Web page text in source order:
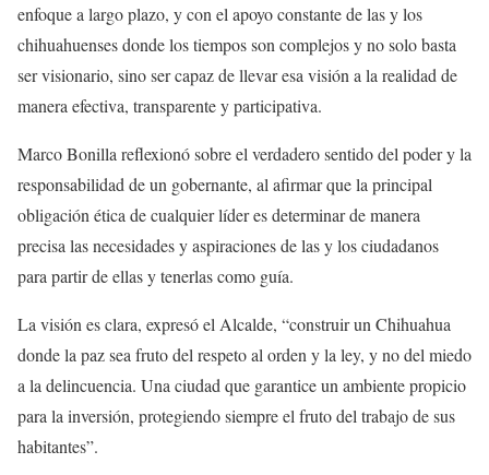
enfoque a largo plazo, y con el apoyo constante de las y los
chihuahuenses donde los tiempos son complejos y no solo basta
ser visionario, sino ser capaz de llevar esa visión a la realidad de
manera efectiva, transparente y participativa.
Marco Bonilla reflexionó sobre el verdadero sentido del poder y la
responsabilidad de un gobernante, al afirmar que la principal
obligación ética de cualquier líder es determinar de manera
precisa las necesidades y aspiraciones de las y los ciudadanos
para partir de ellas y tenerlas como guía.
La visión es clara, expresó el Alcalde, “construir un Chihuahua
donde la paz sea fruto del respeto al orden y la ley, y no del miedo
a la delincuencia. Una ciudad que garantice un ambiente propicio
para la inversión, protegiendo siempre el fruto del trabajo de sus
habitantes”.